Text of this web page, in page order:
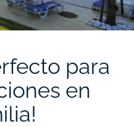
para
en